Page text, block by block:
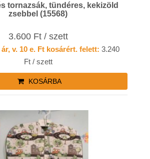
tornazsák, tündéres, kekizöld
zsebbel (15568)
3.600 Ft / szett
v. 10 e. Ft kosárért. felett: 3.240
Ft / szett
KOSÁRBA